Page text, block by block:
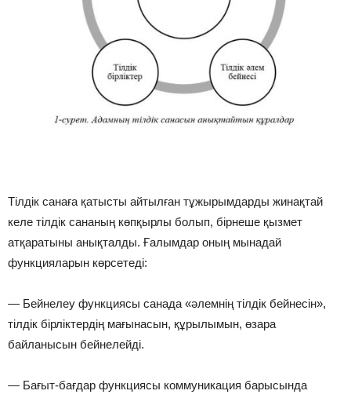
Тілдік санаға қатысты айтылған тұжырымдарды жинақтай
келе тілдік сананың көпқырлы болып, бірнеше қызмет
атқаратыны анықталды. Ғалымдар оның мынадай
функцияларын көрсетеді:
— Бейнелеу функциясы санада «әлемнің тілдік бейнесін»,
тілдік бірліктердің мағынасын, құрылымын, өзара
байланысын бейнелейді.
— Бағыт-бағдар функциясы коммуникация барысында